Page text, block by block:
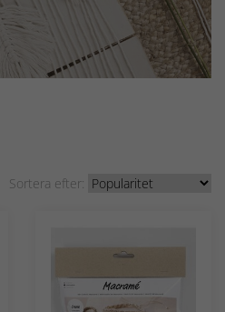
Sortera efter: